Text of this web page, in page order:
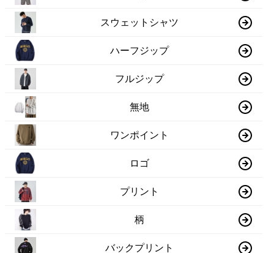
スウェットシャツ
ハーフジップ
フルジップ
無地
ワンポイント
ロゴ
プリント
柄
バックプリント